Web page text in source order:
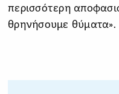
περισσότερη
θρηνήσουμε θύματα».